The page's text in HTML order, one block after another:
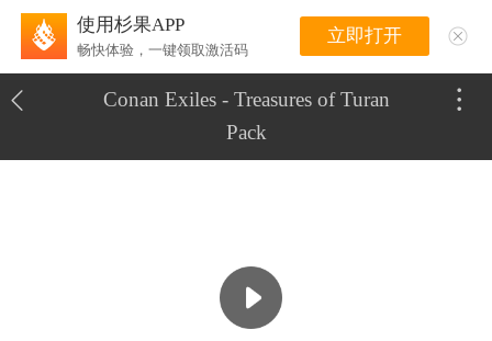
使用杉果APP
畅快体验，一键领取激活码
立即打开
Conan Exiles - Treasures of Turan
Pack